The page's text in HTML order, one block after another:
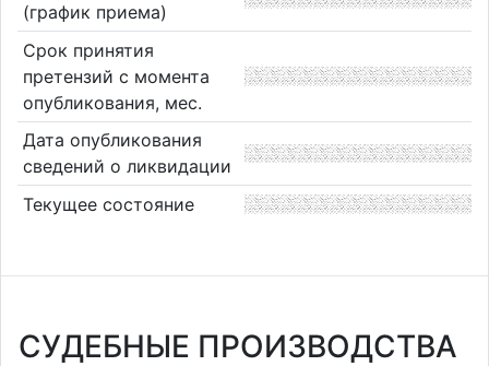
(график приема)
Срок принятия
претензий с момента
опубликования, мес.
Дата опубликования
сведений о ликвидации
Текущее состояние
СУДЕБНЫЕ ПРОИЗВОДСТВА